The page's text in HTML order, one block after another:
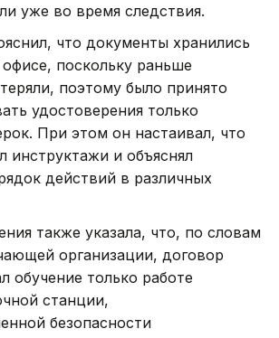
уже во время следствия.
что документы хранились
поскольку раньше
поэтому было принято
удостоверения только
При этом он настаивал, что
инструктажи и объяснял
действий в различных
также указала, что, по словам
организации, договор
обучение только работе
станции,
безопасности